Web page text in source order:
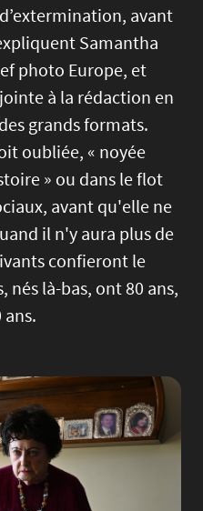
avant
Samantha
photo Europe, et
à la rédaction en
grands formats.
oubliée, « noyée
» ou dans le flot
avant qu'elle ne
il n'y aura plus de
confieront le
nés là-bas, ont 80 ans,
ans.